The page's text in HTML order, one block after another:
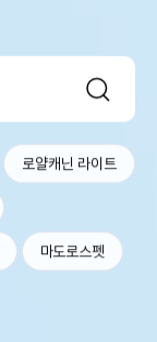
로얄캐닌 라이트
마도로스펫